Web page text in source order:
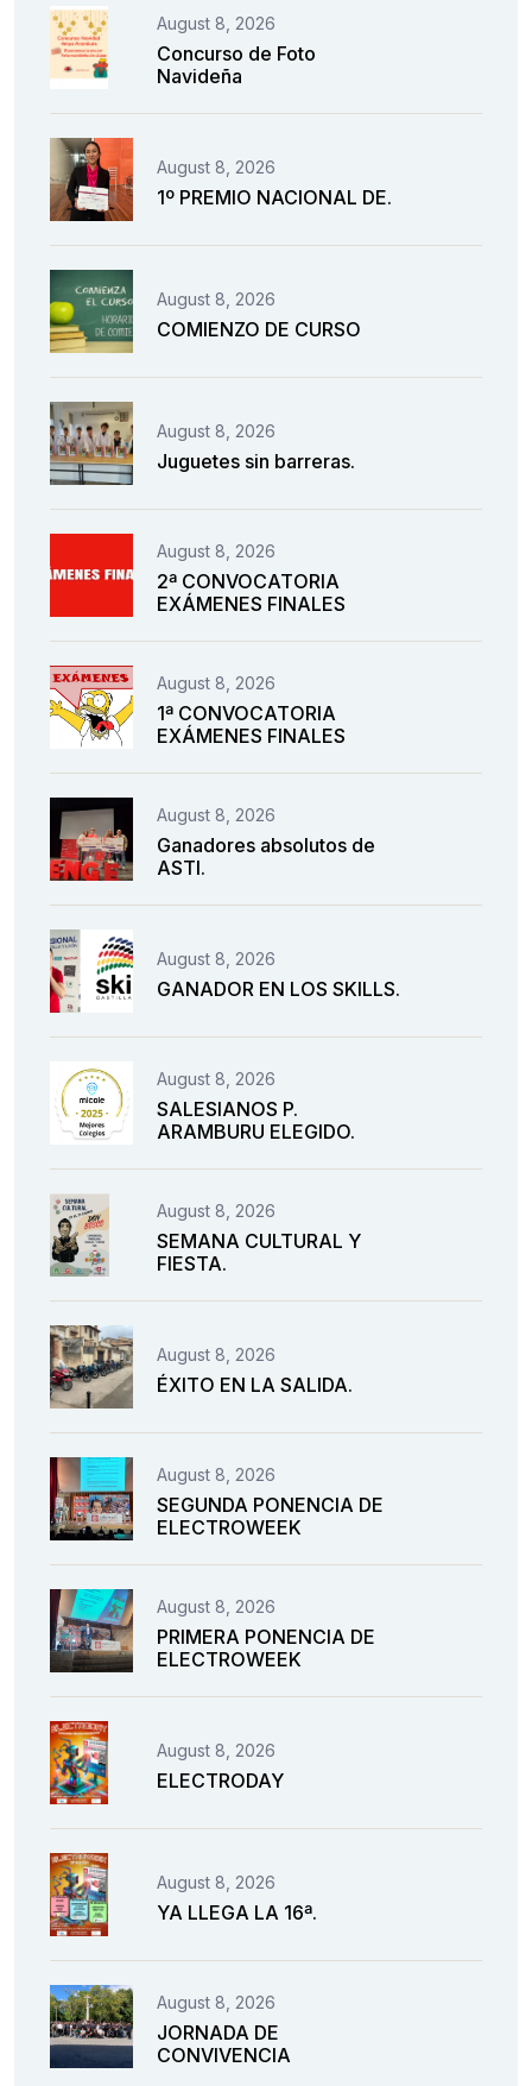
August 8, 2026
Concurso de Foto
Navideña
August 8, 2026
1º PREMIO NACIONAL DE.
August 8, 2026
COMIENZO DE CURSO
August 8, 2026
Juguetes sin barreras.
August 8, 2026
2ª CONVOCATORIA
EXÁMENES FINALES
August 8, 2026
1ª CONVOCATORIA
EXÁMENES FINALES
August 8, 2026
Ganadores absolutos de
ASTI.
August 8, 2026
GANADOR EN LOS SKILLS.
August 8, 2026
SALESIANOS P.
ARAMBURU ELEGIDO.
August 8, 2026
SEMANA CULTURAL Y
FIESTA.
August 8, 2026
ÉXITO EN LA SALIDA.
August 8, 2026
SEGUNDA PONENCIA DE
ELECTROWEEK
August 8, 2026
PRIMERA PONENCIA DE
ELECTROWEEK
August 8, 2026
ELECTRODAY
August 8, 2026
YA LLEGA LA 16ª.
August 8, 2026
JORNADA DE
CONVIVENCIA